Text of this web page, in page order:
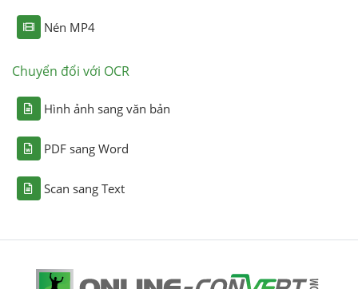
Nén MP4
Chuyển đổi với OCR
Hình ảnh sang văn bản
PDF sang Word
Scan sang Text